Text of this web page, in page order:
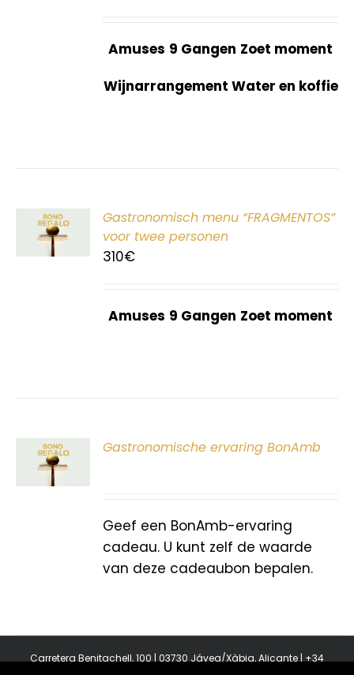
Amuses 9 Gangen Zoet moment
Wijnarrangement Water en koffie
Gastronomisch menu “FRAGMENTOS”
voor twee personen
310€
Amuses 9 Gangen Zoet moment
Gastronomische ervaring BonAmb
Geef een BonAmb-ervaring
cadeau. U kunt zelf de waarde
van deze cadeaubon bepalen.
Carretera Benitachell, 100 | 03730 Jávea/Xàbia, Alicante | +34